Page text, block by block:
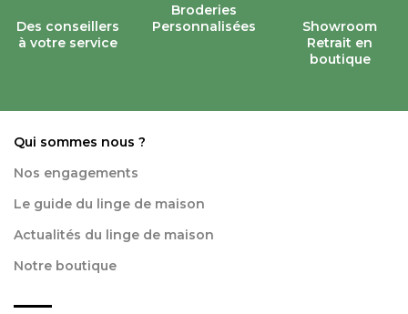
Des conseillers
à votre service
Broderies
Personnalisées
Showroom
Retrait en
boutique
Qui sommes nous ?
Nos engagements
Le guide du linge de maison
Actualités du linge de maison
Notre boutique